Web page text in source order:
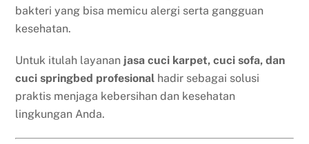
bakteri yang bisa memicu alergi serta gangguan
kesehatan.
Untuk itulah layanan jasa cuci karpet, cuci sofa, dan
cuci springbed profesional hadir sebagai solusi
praktis menjaga kebersihan dan kesehatan
lingkungan Anda.